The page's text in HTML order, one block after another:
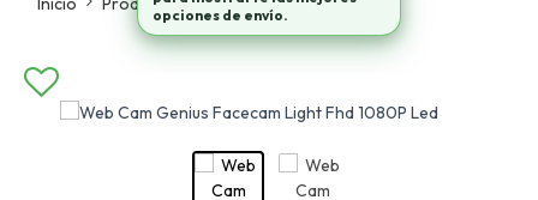
opciones de envío.